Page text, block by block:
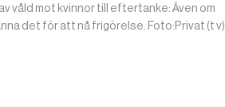
våld mot kvinnor till eftertanke: Även om
det för att nå frigörelse. Foto:Privat (t v)